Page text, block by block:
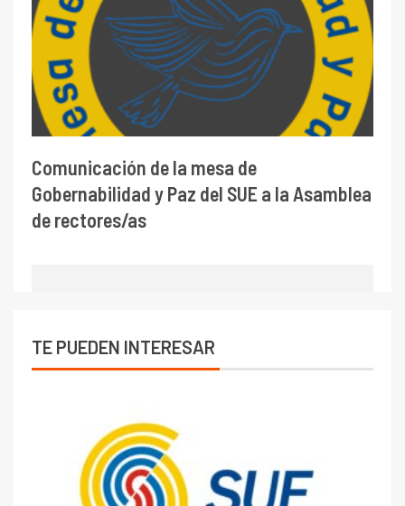
Comunicación de la mesa de
Gobernabilidad y Paz del SUE a la Asamblea
de rectores/as
TE PUEDEN INTERESAR